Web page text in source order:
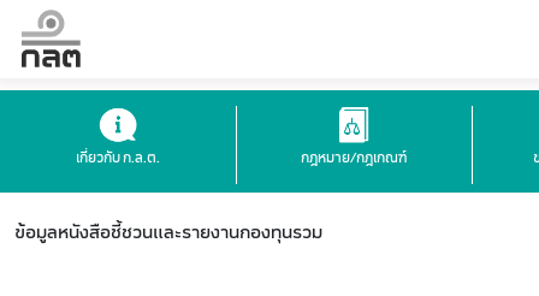
เกี่ยวกับ ก.ล.ต. กฎหมาย/กฎเกณฑ์
ข้อมูลหนังสือชี้ชวนและรายงานกองทุนรวม